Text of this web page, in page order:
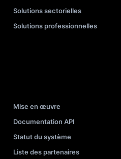
Solutions sectorielles
Solutions professionnelles
Mise en œuvre
Documentation API
Statut du système
Liste des partenaires